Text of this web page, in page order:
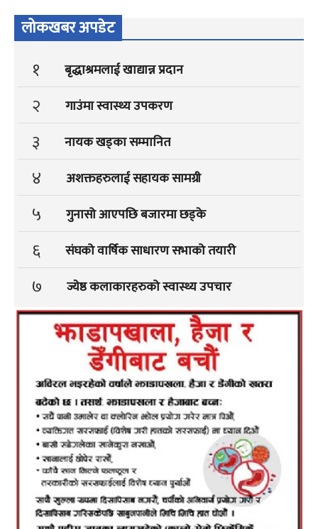
लोकखबर अपडेट
१ बृद्धाश्रमलाई खाद्यान्न प्रदान
२ गाउंमा स्वास्थ्य उपकरण
३ नायक खड्का सम्मानित
४ अशक्तहरुलाई सहायक सामग्री
५ गुनासो आएपछि बजारमा छड्के
६ संघको वार्षिक साधारण सभाको तयारी
७ ज्येष्ठ कलाकारहरुको स्वास्थ्य उपचार